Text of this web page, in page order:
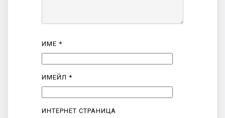
ИМЕ *
ИМЕЙЛ *
ИНТЕРНЕТ СТРАНИЦА